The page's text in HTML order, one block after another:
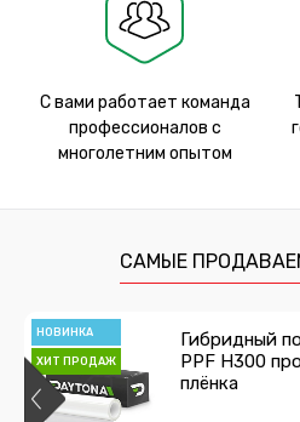
С вами работает команда
профессионалов с
многолетним опытом
САМЫЕ
НОВИНКА
ХИТ ПРОДАЖ
Гибридный
PPF H300
плёнка